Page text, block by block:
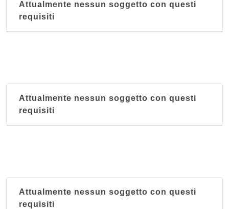
Attualmente nessun soggetto con questi
requisiti
Attualmente nessun soggetto con questi
requisiti
Attualmente nessun soggetto con questi
requisiti